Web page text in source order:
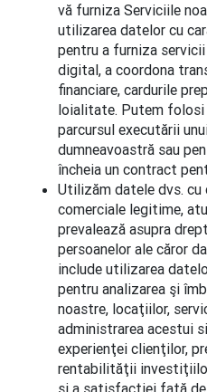
vă furniza Serviciile
utilizarea datelor cu
pentru a furniza
digital, a coordona
financiare, cardurile
loialitate. Putem
parcursul executării
dumneavoastră sau
încheia un contract
Utilizăm datele dvs. cu
comerciale legitime,
prevalează asupra
persoanelor ale căror
include utilizarea
pentru analizarea şi
noastre, locaţiilor,
administrarea acestui
experienţei clienţilor,
rentabilităţii
şi a satisfacţiei faţă